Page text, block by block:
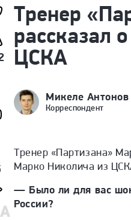
Тренер
рассказал
ЦСКА
Микеле Антонов
Корреспондент
Тренер «Партизана»
Марко Николича из
— Было ли для вас
России?